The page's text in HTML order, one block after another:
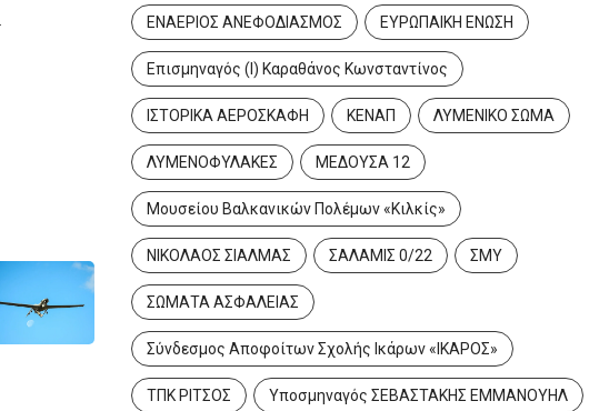
ΕΝΑΕΡΙΟΣ ΑΝΕΦΟΔΙΑΣΜΟΣ ΕΥΡΩΠΑΙΚΗ ΕΝΩΣΗ
Επισμηναγός (Ι) Καραθάνος Κωνσταντίνος
ΙΣΤΟΡΙΚΑ ΑΕΡΟΣΚΑΦΗ ΚΕΝΑΠ ΛΥΜΕΝΙΚΟ ΣΩΜΑ
ΛΥΜΕΝΟΦΥΛΑΚΕΣ ΜΕΔΟΥΣΑ 12
Μουσείου Βαλκανικών Πολέμων «Κιλκίς»
ΝΙΚΟΛΑΟΣ ΣΙΑΛΜΑΣ ΣΑΛΑΜΙΣ 0/22 ΣΜΥ
ΣΩΜΑΤΑ ΑΣΦΑΛΕΙΑΣ
Σύνδεσμος Αποφοίτων Σχολής Ικάρων «ΙΚΑΡΟΣ»
ΤΠΚ ΡΙΤΣΟΣ Υποσμηναγός ΣΕΒΑΣΤΑΚΗΣ ΕΜΜΑΝΟΥΗΛ